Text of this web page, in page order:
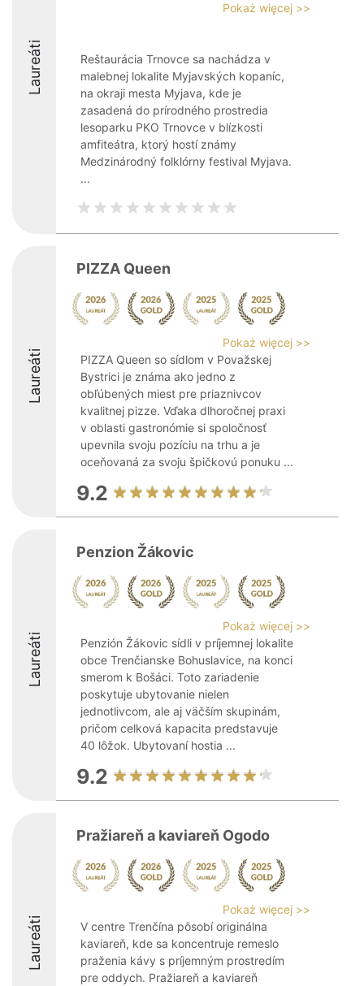
Laureáti
Pokaż więcej >>
Reštaurácia Trnovce sa nachádza v
malebnej lokalite Myjavských kopaníc,
na okraji mesta Myjava, kde je
zasadená do prírodného prostredia
lesoparku PKO Trnovce v blízkosti
amfiteátra, ktorý hostí známy
Medzinárodný folklórny festival Myjava.
...
Laureáti
PIZZA Queen
Pokaż więcej >>
PIZZA Queen so sídlom v Považskej
Bystrici je známa ako jedno z
obľúbených miest pre priaznivcov
kvalitnej pizze. Vďaka dlhoročnej praxi
v oblasti gastronómie si spoločnosť
upevnila svoju pozíciu na trhu a je
oceňovaná za svoju špičkovú ponuku ...
9.2
Laureáti
Penzion Žákovic
Pokaż więcej >>
Penzión Žákovic sídli v príjemnej lokalite
obce Trenčianske Bohuslavice, na konci
smerom k Bošáci. Toto zariadenie
poskytuje ubytovanie nielen
jednotlivcom, ale aj väčším skupinám,
pričom celková kapacita predstavuje
40 lôžok. Ubytovaní hostia ...
9.2
Laureáti
Pražiareň a kaviareň Ogodo
Pokaż więcej >>
V centre Trenčína pôsobí originálna
kaviareň, kde sa koncentruje remeslo
praženia kávy s príjemným prostredím
pre oddych. Pražiareň a kaviareň